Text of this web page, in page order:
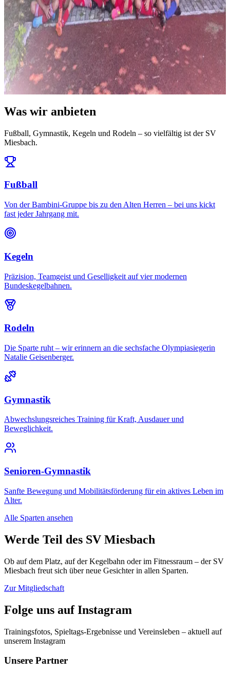
News
14. Juli 2026
Ausblick: Das erwartet uns in der Saison 2026/27
Die Ligeneinteilung steht und der Spielplan ist da: Auftakt am 25.
Juli daheim gegen den FC Töging – und da...
Alle News & Termine ansehen
Was wir anbieten
Fußball, Gymnastik, Kegeln und Rodeln – so vielfältig ist der SV
Miesbach.
Fußball
Von der Bambini-Gruppe bis zu den Alten Herren – bei uns kickt
fast jeder Jahrgang mit.
Kegeln
Präzision, Teamgeist und Geselligkeit auf vier modernen
Bundeskegelbahnen.
Rodeln
Die Sparte ruht – wir erinnern an die sechsfache Olympiasiegerin
Natalie Geisenberger.
Gymnastik
Abwechslungsreiches Training für Kraft, Ausdauer und
Beweglichkeit.
Senioren-Gymnastik
Sanfte Bewegung und Mobilitätsförderung für ein aktives Leben im
Alter.
Alle Sparten ansehen
Werde Teil des SV Miesbach
Ob auf dem Platz, auf der Kegelbahn oder im Fitnessraum – der SV
Miesbach freut sich über neue Gesichter in allen Sparten.
Zur Mitgliedschaft
Folge uns auf Instagram
Trainingsfotos, Spieltags-Ergebnisse und Vereinsleben – aktuell auf
unserem Instagram
Unsere Partner